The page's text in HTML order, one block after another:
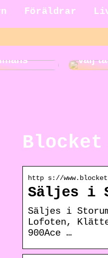
Föräldrar
hela
välj
Blocket
http s://
Säljes i
Säljes i
Lofoten,
900Ace …